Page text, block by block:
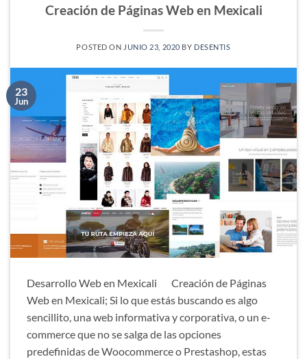
Creación de Páginas Web en Mexicali
POSTED ON JUNIO 23, 2020 BY DESENTIS
23
Jun
Desarrollo Web en Mexicali Creación de Páginas
Web en Mexicali; Si lo que estás buscando es algo
sencillito, una web informativa y corporativa, o un e-
commerce que no se salga de las opciones
predefinidas de Woocommerce o Prestashop, estas